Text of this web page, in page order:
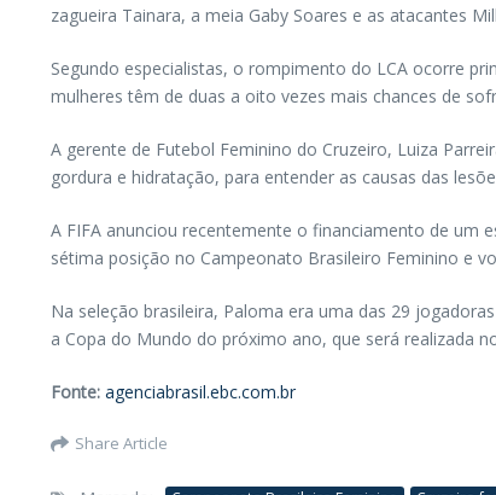
zagueira Tainara, a meia Gaby Soares e as atacantes
Segundo especialistas, o rompimento do LCA ocorre
mulheres têm de duas a oito vezes mais chances de
A gerente de Futebol Feminino do Cruzeiro, Luiza
gordura e hidratação, para entender as causas das
A FIFA anunciou recentemente o financiamento de um
sétima posição no Campeonato Brasileiro Feminino e
Na seleção brasileira, Paloma era uma das 29
a Copa do Mundo do próximo ano, que será realizada
Fonte: agenciabrasil.ebc.com.br
Share Article